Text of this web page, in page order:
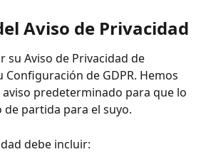
Aviso de Privacidad
su Aviso de Privacidad de
Configuración de GDPR. Hemos
predeterminado para que lo
partida para el suyo.
debe incluir: